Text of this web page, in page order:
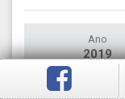
Ano
2019